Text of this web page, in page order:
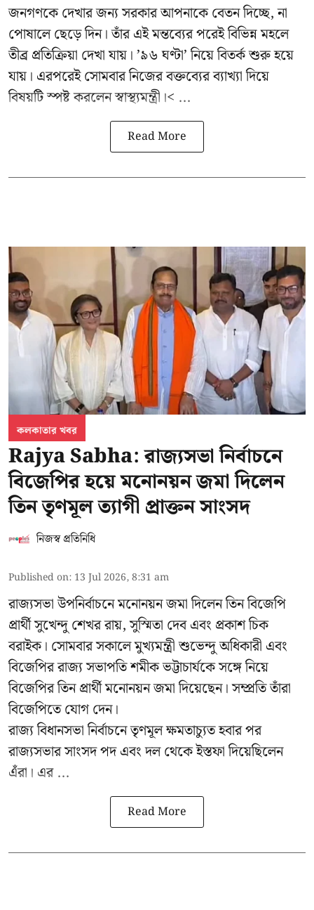
জনগণকে দেখার জন্য সরকার আপনাকে বেতন দিচ্ছে, না
পোষালে ছেড়ে দিন। তাঁর এই মন্তব্যের পরেই বিভিন্ন মহলে
তীব্র প্রতিক্রিয়া দেখা যায়। ’৯৬ ঘণ্টা’ নিয়ে বিতর্ক শুরু হয়ে
যায়। এরপরেই সোমবার নিজের বক্তব্যের ব্যাখ্যা দিয়ে
বিষয়টি স্পষ্ট করলেন স্বাস্থ্যমন্ত্রী।< ...
Read More
কলকাতার খবর
Rajya Sabha: রাজ্যসভা নির্বাচনে
বিজেপির হয়ে মনোনয়ন জমা দিলেন
তিন তৃণমূল ত্যাগী প্রাক্তন সাংসদ
নিজস্ব প্রতিনিধি
Published on: 13 Jul 2026, 8:31 am
রাজ্যসভা উপনির্বাচনে মনোনয়ন জমা দিলেন তিন বিজেপি
প্রার্থী সুখেন্দু শেখর রায়, সুস্মিতা দেব এবং প্রকাশ চিক
বরাইক। সোমবার সকালে মুখ্যমন্ত্রী শুভেন্দু অধিকারী এবং
বিজেপির রাজ্য সভাপতি শমীক ভট্টাচার্যকে সঙ্গে নিয়ে
বিজেপির তিন প্রার্থী মনোনয়ন জমা দিয়েছেন। সম্প্রতি তাঁরা
বিজেপিতে যোগ দেন।
রাজ্য বিধানসভা নির্বাচনে তৃণমূল ক্ষমতাচ্যুত হবার পর
রাজ্যসভার সাংসদ পদ এবং দল থেকে ইস্তফা দিয়েছিলেন
এঁরা। এর ...
Read More